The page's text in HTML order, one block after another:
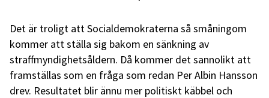
Det är troligt att Socialdemokraterna så småningom
kommer att ställa sig bakom en sänkning av
straffmyndighetsåldern. Då kommer det sannolikt att
framställas som en fråga som redan Per Albin Hansson
drev. Resultatet blir ännu mer politiskt käbbel och